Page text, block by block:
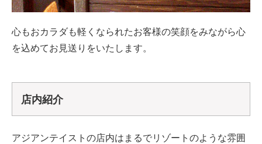
心もおカラダも軽くなられたお客様の笑顔をみながら心
を込めてお見送りをいたします。
店内紹介
アジアンテイストの店内はまるでリゾートのような雰囲